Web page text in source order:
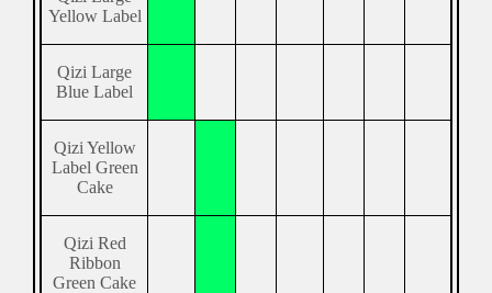
Yellow Label
Qizi Large
Blue Label
Qizi Yellow
Label Green
Cake
Qizi Red
Ribbon
Green Cake